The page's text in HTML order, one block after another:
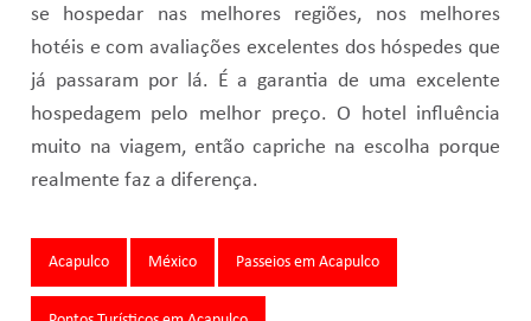
se hospedar nas melhores regiões, nos melhores
hotéis e com avaliações excelentes dos hóspedes que
já passaram por lá. É a garantia de uma excelente
hospedagem pelo melhor preço. O hotel influência
muito na viagem, então capriche na escolha porque
realmente faz a diferença.
Acapulco México Passeios em Acapulco